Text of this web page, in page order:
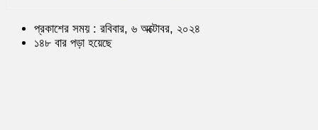
প্রকাশের সময় : রবিবার, ৬ অক্টোবর, ২০২৪
১৪৮ বার পড়া হয়েছে